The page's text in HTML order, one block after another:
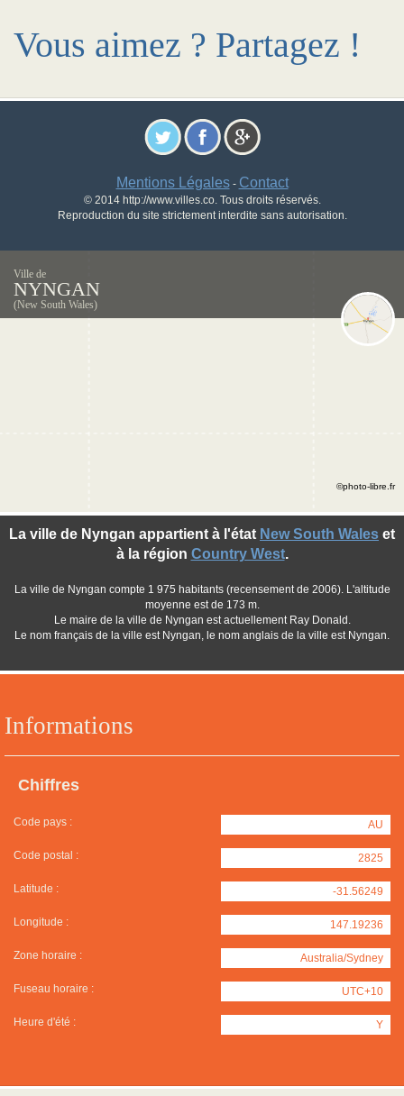
Vous aimez ? Partagez !
Mentions Légales- Contact
© 2014 http://www.villes.co. Tous droits réservés.
Reproduction du site strictement interdite sans autorisation.
Ville de
NYNGAN
(New South Wales)
Informations
Chiffres
Code pays : AU
Code postal : 2825
Latitude : -31.56249
Longitude : 147.19236
Zone horaire : Australia/Sydney
Fuseau horaire : UTC+10
Heure d'été : Y
La ville de Nyngan appartient à l'état New South Wales et
à la région Country West.
La ville de Nyngan compte 1 975 habitants (recensement de 2006). L'altitude
moyenne est de 173 m.
Le maire de la ville de Nyngan est actuellement Ray Donald.
Le nom français de la ville est Nyngan, le nom anglais de la ville est Nyngan.
©photo-libre.fr